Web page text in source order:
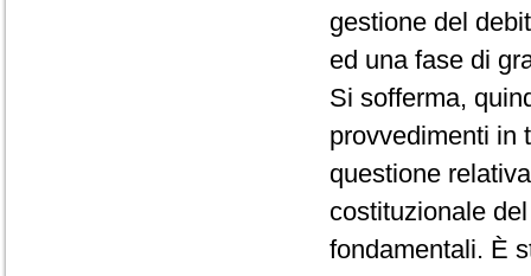
gestione del
ed una fase di
Si sofferma,
provvedimenti in
questione
costituzionale
fondamentali. È